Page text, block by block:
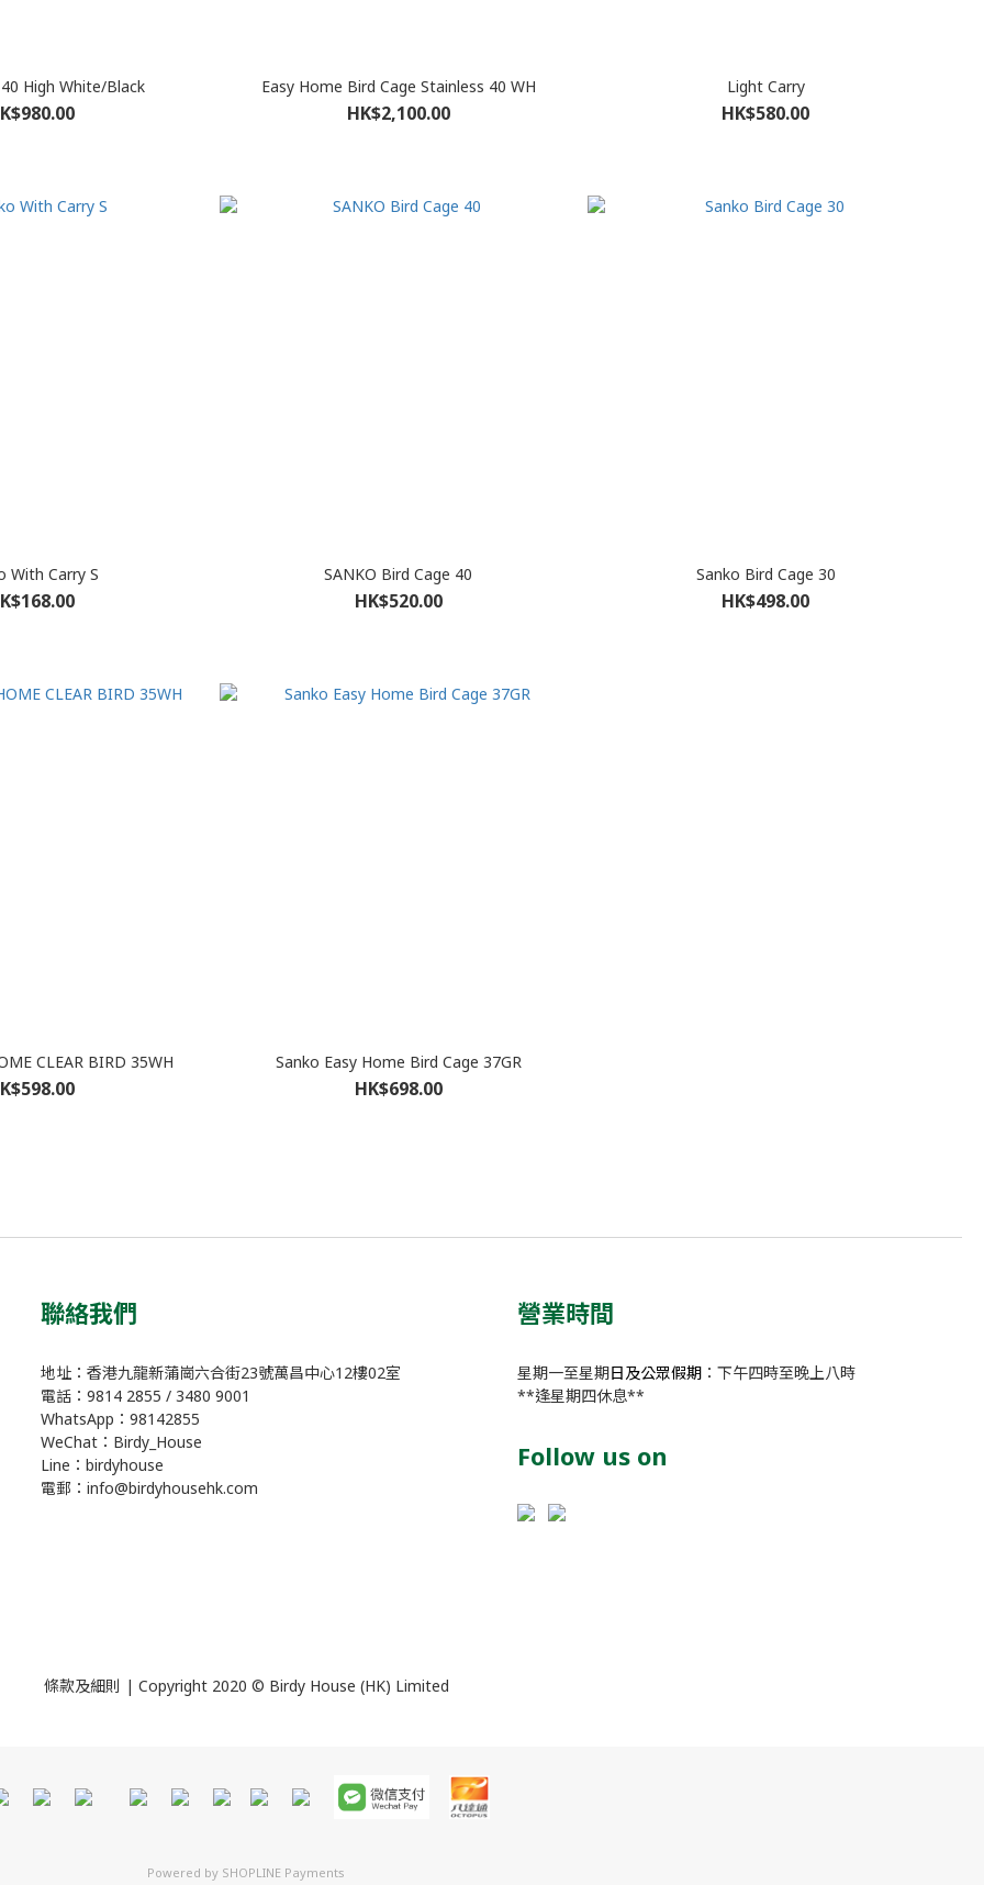
High White/Black Easy Home Bird Cage Stainless 40 WH
HK$2,100.00
Light Carry
HK$580.00
With Carry S SANKO Bird Cage 40
HK$520.00
Sanko Bird Cage 30
HK$498.00
CLEAR BIRD 35WH Sanko Easy Home Bird Cage 37GR
HK$698.00
聯絡我們
地址：香港九龍新蒲崗六合街23號萬昌中心12樓02室
電話：9814 2855 / 3480 9001
WhatsApp：98142855
WeChat：Birdy_House
Line：birdyhouse
電郵：info@birdyhousehk.com
營業時間
星期一至星期日及公眾假期 ：下午四時至晚上八時
**逢星期四休息**
Follow us on
條款及細則 | Copyright 2020 © Birdy House (HK) Limited
Powered by SHOPLINE Payments